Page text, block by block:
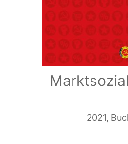
2021,